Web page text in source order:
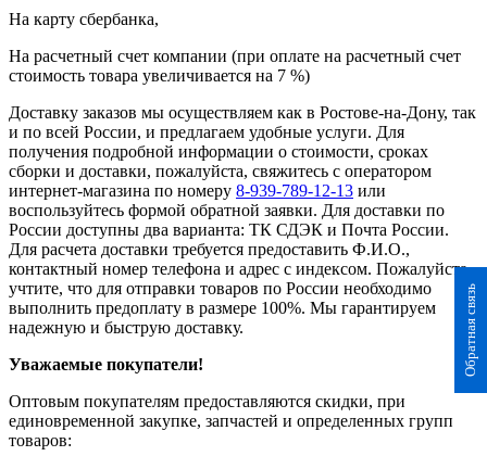
Обратная связь
На карту сбербанка,
На расчетный счет компании (при оплате на расчетный счет
стоимость товара увеличивается на 7 %)
Доставку заказов мы осуществляем как в Ростове-на-Дону, так
и по всей России, и предлагаем удобные услуги. Для
получения подробной информации о стоимости, сроках
сборки и доставки, пожалуйста, свяжитесь с оператором
интернет-магазина по номеру 8-939-789-12-13 или
воспользуйтесь формой обратной заявки. Для доставки по
России доступны два варианта: ТК СДЭК и Почта России.
Для расчета доставки требуется предоставить Ф.И.О.,
контактный номер телефона и адрес с индексом. Пожалуйста,
учтите, что для отправки товаров по России необходимо
выполнить предоплату в размере 100%. Мы гарантируем
надежную и быструю доставку.
Уважаемые покупатели!
Оптовым покупателям предоставляются скидки, при
единовременной закупке, запчастей и определенных групп
товаров: